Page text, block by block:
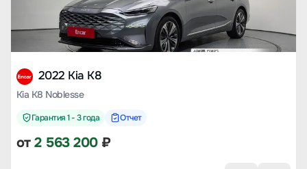
2022 Kia K8
Kia K8 Noblesse
Гарантия 1 - 3 года Отчет
от2 563 200₽